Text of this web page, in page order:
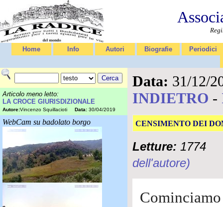
Home Info Autori Biografie Periodici
Articolo meno letto:
LA CROCE GIURISDIZIONALE
Autore:Vincenzo Squillacioti Data: 30/04/2019
WebCam su badolato borgo
Data: 31/12/
INDIETRO -
CENSIMENTO DEI
Letture: 1774
dell'autore)